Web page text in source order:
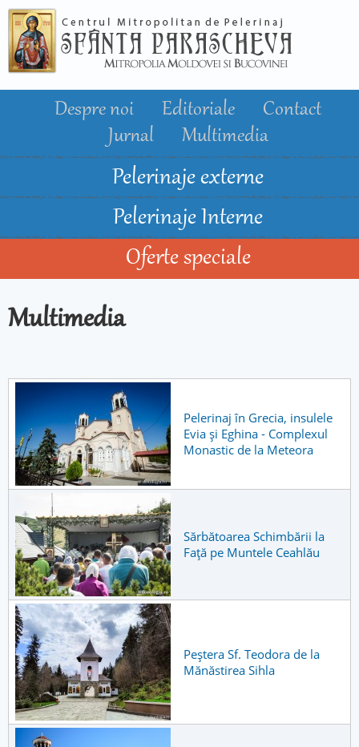
conţinutul
principal
Despre noi Editoriale
Contact
Jurnal
Multimedia
Pelerinaje externe
Pelerinaje Interne
Oferte speciale
Multimedia
Pelerinaj în Grecia, insulele
Evia și Eghina - Complexul
Monastic de la Meteora
Sărbătoarea Schimbării la
Față pe Muntele Ceahlău
Peștera Sf. Teodora de la
Mănăstirea Sihla